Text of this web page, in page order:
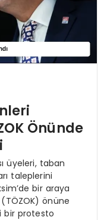
Önünde
üyeleri, taban
taleplerini
bir araya
önüne
bir protesto